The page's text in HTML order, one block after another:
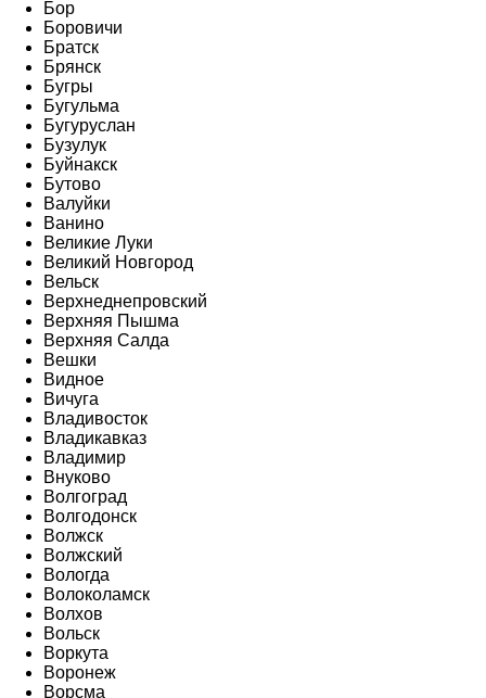
Бор
Боровичи
Братск
Брянск
Бугры
Бугульма
Бугуруслан
Бузулук
Буйнакск
Бутово
Валуйки
Ванино
Великие Луки
Великий Новгород
Вельск
Верхнеднепровский
Верхняя Пышма
Верхняя Салда
Вешки
Видное
Вичуга
Владивосток
Владикавказ
Владимир
Внуково
Волгоград
Волгодонск
Волжск
Волжский
Вологда
Волоколамск
Волхов
Вольск
Воркута
Воронеж
Ворсма